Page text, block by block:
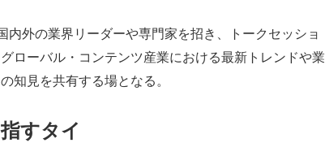
内外の業界リーダーや専門家を招き、トークセッショ
ローバル・コンテンツ産業における最新トレンドや業
知見を共有する場となる。
すタイ